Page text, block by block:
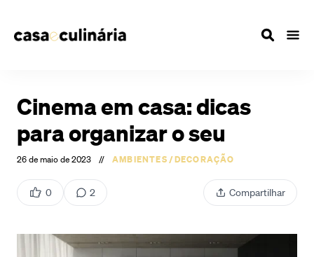
Cinema em casa: dicas
para organizar o seu
26 de maio de 2023 // AMBIENTES/DECORAÇÃO
0 2 Compartilhar